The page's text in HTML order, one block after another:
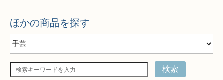
ほかの商品を探す
検索